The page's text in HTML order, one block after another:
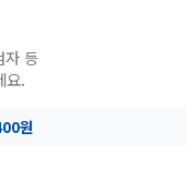
자 등
요.
원